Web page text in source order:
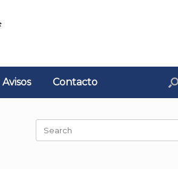
Avisos Contacto
for: